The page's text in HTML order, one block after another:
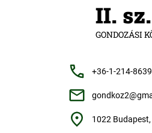
II. sz.
GONDOZÁSI
+36-1-214-8639
1022